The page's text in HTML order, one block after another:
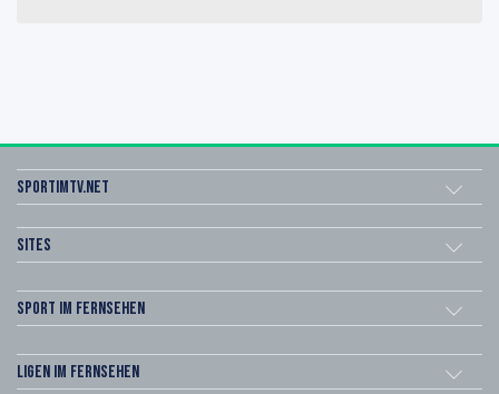
sportimtv.net
Sites
Sport im Fernsehen
Ligen im Fernsehen